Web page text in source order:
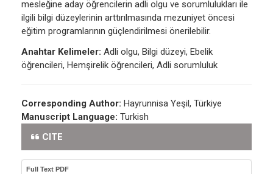
mesleğine aday öğrencilerin adli olgu ve sorumlulukları ile
ilgili bilgi düzeylerinin arttırılmasında mezuniyet öncesi
eğitim programlarının güçlendirilmesi önerilebilir.
Anahtar Kelimeler: Adli olgu, Bilgi düzeyi, Ebelik
öğrencileri, Hemşirelik öğrencileri, Adli sorumluluk
Corresponding Author: Hayrunnisa Yeşil, Türkiye
Manuscript Language: Turkish
CITE
Full Text PDF